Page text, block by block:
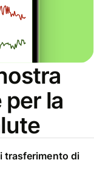
la
trasferimento di